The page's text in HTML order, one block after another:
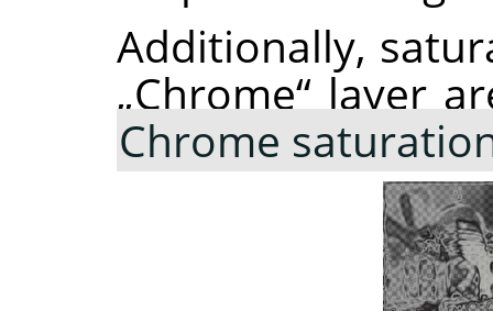
Additionally,
„Chrome“layer
Chrome